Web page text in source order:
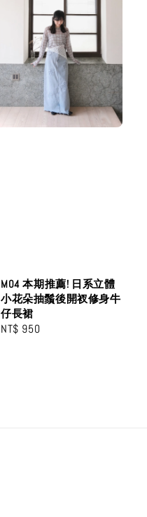
M04 本期推薦! 日系立體
小花朵抽鬚後開衩修身牛
仔長裙
Regular
NT$ 950